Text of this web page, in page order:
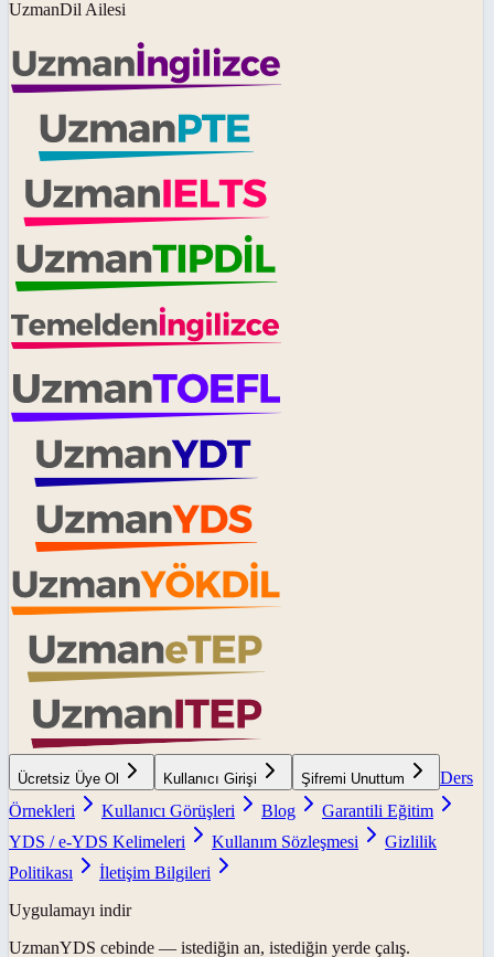
UzmanDil Ailesi
Ücretsiz Üye Ol Kullanıcı Girişi Şifremi Unuttum
Ders
Örnekleri
Kullanıcı Görüşleri Blog
Garantili Eğitim
YDS / e-YDS Kelimeleri
Kullanım Sözleşmesi
Gizlilik
Politikası
İletişim Bilgileri
Uygulamayı indir
UzmanYDS cebinde — istediğin an, istediğin yerde çalış.